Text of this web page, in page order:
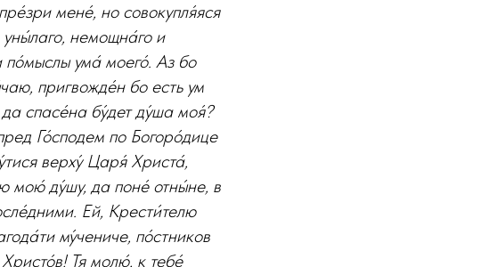
мене́, но совокупля́яся
немощна́го и
по́мыслы ума́ моего́. Аз бо
пригвожде́н бо есть ум
спасе́на бу́дет ду́ша моя́?
Го́сподем по Богоро́дице
верху́ Царя́ Христа́,
мою́ ду́шу, да поне́ отны́не, в
Ей, Крести́телю
му́чениче, по́стников
Тя молю́, к тебе́